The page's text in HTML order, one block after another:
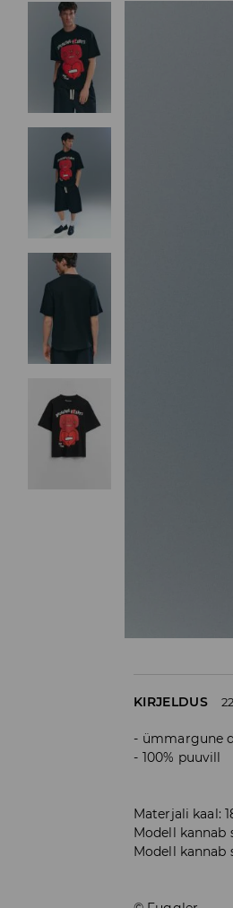
KIRJELDUS
ümmargune
100% puuvill
Materjali kaal:
Modell kannab
Modell kannab